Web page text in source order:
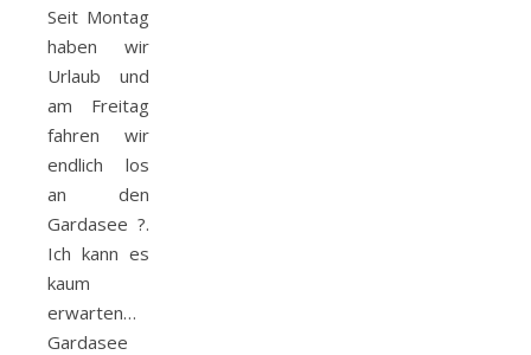
Seit Montag
haben wir
Urlaub und
am Freitag
fahren wir
endlich los
an den
Gardasee ?.
Ich kann es
kaum
erwarten…
Gardasee